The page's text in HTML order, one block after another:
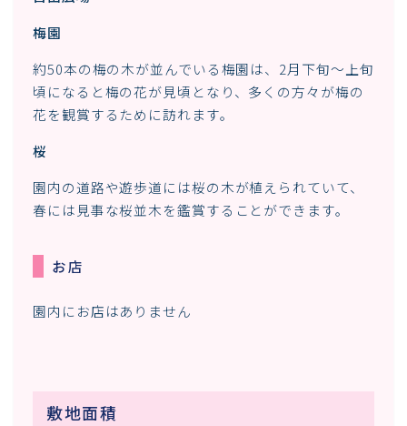
梅園
約50本の梅の木が並んでいる梅園は、2月下旬～上旬
頃になると梅の花が見頃となり、多くの方々が梅の
花を観賞するために訪れます。
桜
園内の道路や遊歩道には桜の木が植えられていて、
春には見事な桜並木を鑑賞することができます。
お店
園内にお店はありません
敷地面積